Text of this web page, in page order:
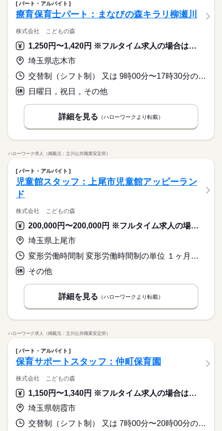
パート・アルバイト
療育保育士パート：まなびの森キラリ柳瀬川
株式会社 こどもの森
1,250円〜1,420円 ※フルタイム求人の場合は月額（換算額）、パート求人の場合は時間額を表示しています。
埼玉県志木市
交替制（シフト制） 又は 9時00分〜17時30分の時間の間の3時間以上 就業時間に関する特記事項 併設する保育園開園時間に伴うシフト制
日曜日，祝日，その他
詳細を見る （ハローワークより転載）
ハローワーク求人（掲載元：立川公共職業安定所）
パート・アルバイト
児童館スタッフ：上尾市児童館アッピーラン
ド
株式会社 こどもの森
200,000円〜200,000円 ※フルタイム求人の場合は月額（換算額）、パート求人の場合は時間額を表示しています。
埼玉県上尾市
変形労働時間制 変形労働時間制の単位 １ヶ月単位 又は 9時00分〜18時00分の時間の間の8時間程度 就業時間に関する特記事項 月数回 土・日 出勤あり
その他
詳細を見る （ハローワークより転載）
ハローワーク求人（掲載元：立川公共職業安定所）
パート・アルバイト
保育サポートスタッフ：仲町保育園
株式会社 こどもの森
1,150円〜1,340円 ※フルタイム求人の場合は月額（換算額）、パート求人の場合は時間額を表示しています。
埼玉県朝霞市
交替制（シフト制） 又は 7時00分〜20時00分の時間の間の5時間以上